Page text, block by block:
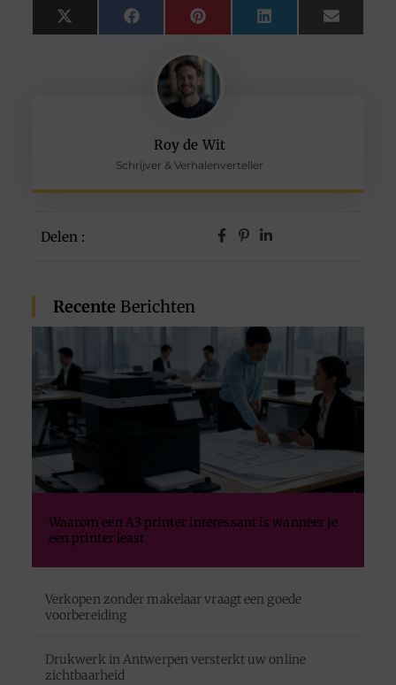
Roy de Wit
Schrijver & Verhalenverteller
Delen :
Recente Berichten
Waarom een A3 printer interessant is wanneer je
een printer least
Verkopen zonder makelaar vraagt een goede
voorbereiding
Drukwerk in Antwerpen versterkt uw online
zichtbaarheid
X
(Twitter)
FacebookPinterest LinkedIn Email